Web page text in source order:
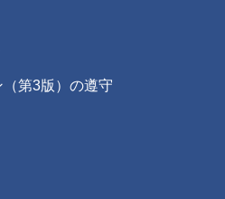
第3版）の遵守